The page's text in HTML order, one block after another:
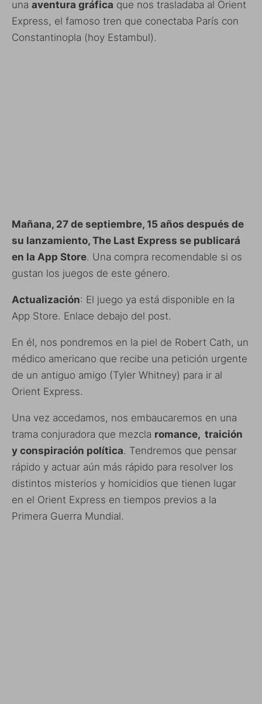
una aventura gráfica que nos trasladaba al Orient
Express, el famoso tren que conectaba París con
Constantinopla (hoy Estambul).
Mañana, 27 de septiembre, 15 años después de
su lanzamiento, The Last Express se publicará
en la App Store. Una compra recomendable si os
gustan los juegos de este género.
Actualización: El juego ya está disponible en la
App Store. Enlace debajo del post.
En él, nos pondremos en la piel de Robert Cath, un
médico americano que recibe una petición urgente
de un antiguo amigo (Tyler Whitney) para ir al
Orient Express.
Una vez accedamos, nos embaucaremos en una
trama conjuradora que mezcla romance, traición
y conspiración política. Tendremos que pensar
rápido y actuar aún más rápido para resolver los
distintos misterios y homicidios que tienen lugar
en el Orient Express en tiempos previos a la
Primera Guerra Mundial.